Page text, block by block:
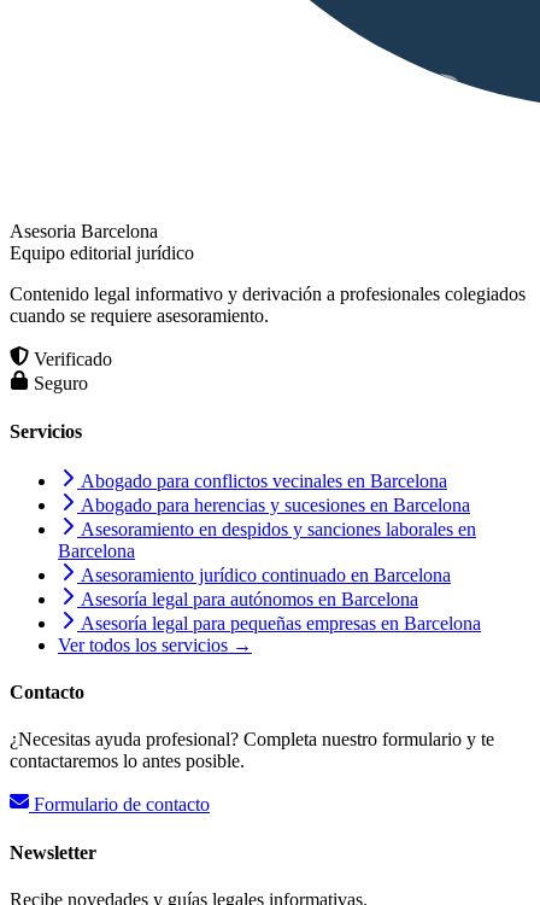
Asesoria Barcelona
Equipo editorial jurídico
Contenido legal informativo y derivación a profesionales colegiados
cuando se requiere asesoramiento.
Verificado
Seguro
Servicios
Abogado para conflictos vecinales en Barcelona
Abogado para herencias y sucesiones en Barcelona
Asesoramiento en despidos y sanciones laborales en
Barcelona
Asesoramiento jurídico continuado en Barcelona
Asesoría legal para autónomos en Barcelona
Asesoría legal para pequeñas empresas en Barcelona
Ver todos los servicios →
Contacto
¿Necesitas ayuda profesional? Completa nuestro formulario y te
contactaremos lo antes posible.
Formulario de contacto
Newsletter
Recibe novedades y guías legales informativas.